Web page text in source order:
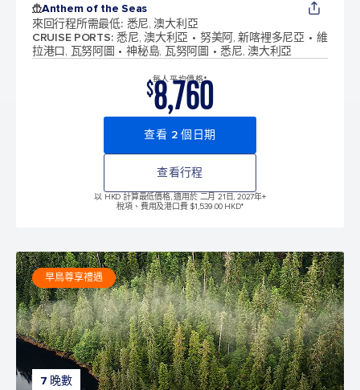
Anthem of the Seas
來回行程所需最低: 悉尼, 澳大利亞
CRUISE PORTS: 悉尼, 澳大利亞 努美阿, 新喀裡多尼亞
維
拉港口, 瓦努阿圖
神秘島, 瓦努阿圖 悉尼, 澳大利亞
每人平均價格*
$8,760
查看 2 個日期
查看行程
以 HKD 計算最低價格, 適用於 二月 21日, 2027年+
稅項、費用及港口費 $1,539.00 HKD*
7 晚數
早鳥尊享禮遇